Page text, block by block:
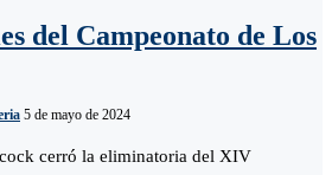
del Campeonato de Los
5 de mayo de 2024
cerró la eliminatoria del XIV